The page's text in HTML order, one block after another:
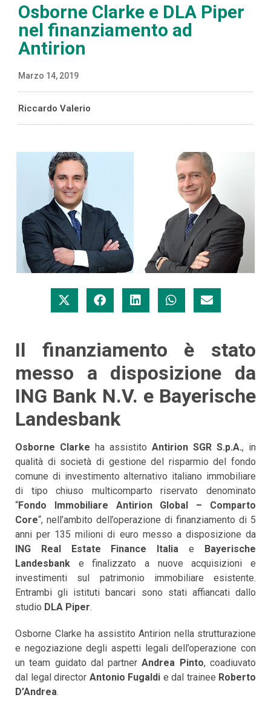
Osborne Clarke e DLA Piper
nel finanziamento ad
Antirion
Marzo 14, 2019
Riccardo Valerio
Il finanziamento è stato
messo a disposizione da
ING Bank N.V. e Bayerische
Landesbank
Osborne Clarke ha assistito Antirion SGR S.p.A., in
qualità di società di gestione del risparmio del fondo
comune di investimento alternativo italiano immobiliare
di tipo chiuso multicomparto riservato denominato
“Fondo Immobiliare Antirion Global – Comparto
Core“, nell’ambito dell’operazione di finanziamento di 5
anni per 135 milioni di euro messo a disposizione da
ING Real Estate Finance Italiae Bayerische
Landesbank e finalizzato a nuove acquisizioni e
investimenti sul patrimonio immobiliare esistente.
Entrambi gli istituti bancari sono stati affiancati dallo
studio DLA Piper.
Osborne Clarke ha assistito Antirion nella strutturazione
e negoziazione degli aspetti legali dell’operazione con
un team guidato dal partnerAndrea Pinto, coadiuvato
dal legal director Antonio Fugaldi e dal trainee Roberto
D’Andrea.